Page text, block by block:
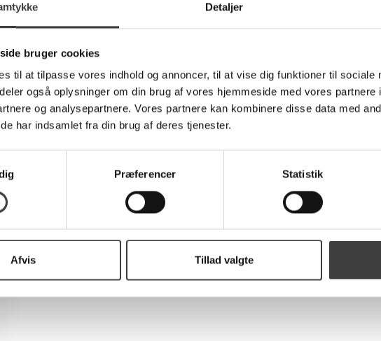
Detaljer
bruger cookies
til at tilpasse vores indhold og annoncer, til at vise dig funktioner til sociale
også oplysninger om din brug af vores hjemmeside med vores partnere
og analysepartnere. Vores partnere kan kombinere disse data med
har indsamlet fra din brug af deres tjenester.
Præferencer Statistik
Afvis Tillad valgte
Dyser - Dan
Se alle